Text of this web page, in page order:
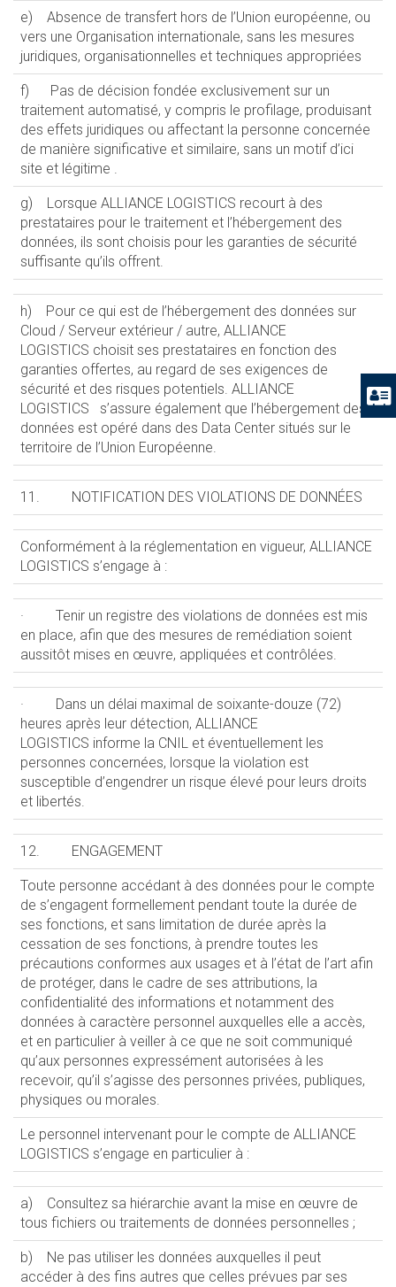
e) Absence de transfert hors de l’Union européenne, ou
vers une Organisation internationale, sans les mesures
juridiques, organisationnelles et techniques appropriées
f) Pas de décision fondée exclusivement sur un
traitement automatisé, y compris le profilage, produisant
des effets juridiques ou affectant la personne concernée
de manière significative et similaire, sans un motif d’ici
site et légitime .
g) Lorsque ALLIANCE LOGISTICS recourt à des
prestataires pour le traitement et l’hébergement des
données, ils sont choisis pour les garanties de sécurité
suffisante qu’ils offrent.
h) Pour ce qui est de l’hébergement des données sur
Cloud / Serveur extérieur / autre, ALLIANCE
LOGISTICS choisit ses prestataires en fonction des
garanties offertes, au regard de ses exigences de
sécurité et des risques potentiels. ALLIANCE
LOGISTICS s’assure également que l’hébergement des
données est opéré dans des Data Center situés sur le
territoire de l’Union Européenne.
11. NOTIFICATION DES VIOLATIONS DE DONNÉES
Conformément à la réglementation en vigueur, ALLIANCE
LOGISTICS s’engage à :
· Tenir un registre des violations de données est mis
en place, afin que des mesures de remédiation soient
aussitôt mises en œuvre, appliquées et contrôlées.
· Dans un délai maximal de soixante-douze (72)
heures après leur détection, ALLIANCE
LOGISTICS informe la CNIL et éventuellement les
personnes concernées, lorsque la violation est
susceptible d’engendrer un risque élevé pour leurs droits
et libertés.
12. ENGAGEMENT
Toute personne accédant à des données pour le compte
de s’engagent formellement pendant toute la durée de
ses fonctions, et sans limitation de durée après la
cessation de ses fonctions, à prendre toutes les
précautions conformes aux usages et à l’état de l’art afin
de protéger, dans le cadre de ses attributions, la
confidentialité des informations et notamment des
données à caractère personnel auxquelles elle a accès,
et en particulier à veiller à ce que ne soit communiqué
qu’aux personnes expressément autorisées à les
recevoir, qu’il s’agisse des personnes privées, publiques,
physiques ou morales.
Le personnel intervenant pour le compte de ALLIANCE
LOGISTICS s’engage en particulier à :
a) Consultez sa hiérarchie avant la mise en œuvre de
tous fichiers ou traitements de données personnelles ;
b) Ne pas utiliser les données auxquelles il peut
accéder à des fins autres que celles prévues par ses